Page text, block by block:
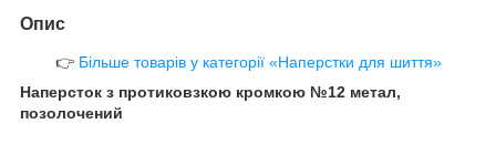
Опис
👉 Більше товарів у категорії «Наперстки для шиття»
Наперсток з протиковзкою кромкою №12 метал,
позолочений